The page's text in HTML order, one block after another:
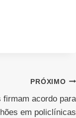
PRÓXIMO
firmam acordo para
em policlínicas